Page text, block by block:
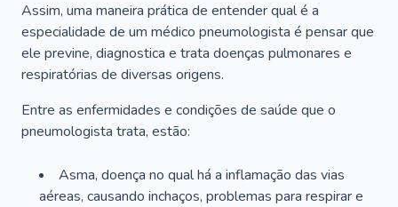
Assim, uma maneira prática de entender qual é a
especialidade de um médico pneumologista é pensar que
ele previne, diagnostica e trata doenças pulmonares e
respiratórias de diversas origens.
Entre as enfermidades e condições de saúde que o
pneumologista trata, estão:
Asma, doença no qual há a inflamação das vias
aéreas, causando inchaços, problemas para respirar e